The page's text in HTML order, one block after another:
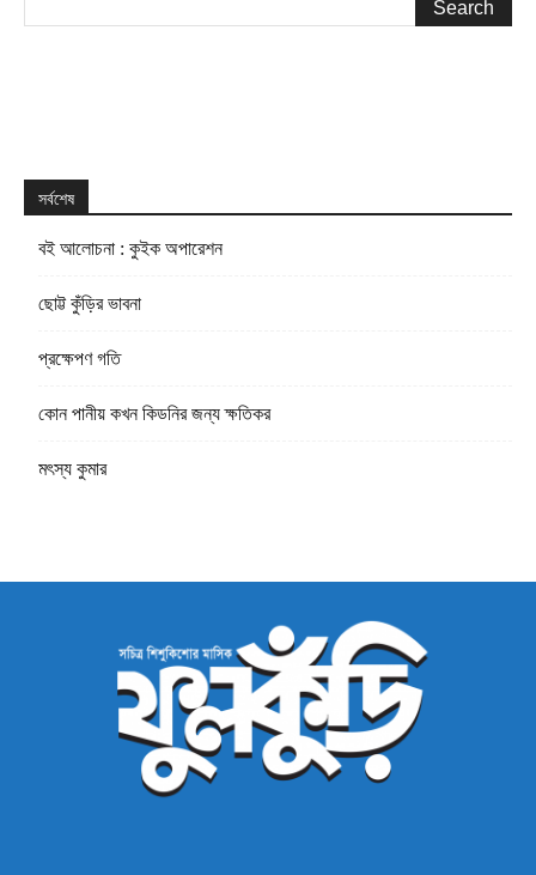
সর্বশেষ
বই আলোচনা : কুইক অপারেশন
ছোট্ট কুঁড়ির ভাবনা
প্রক্ষেপণ গতি
কোন পানীয় কখন কিডনির জন্য ক্ষতিকর
মৎস্য কুমার